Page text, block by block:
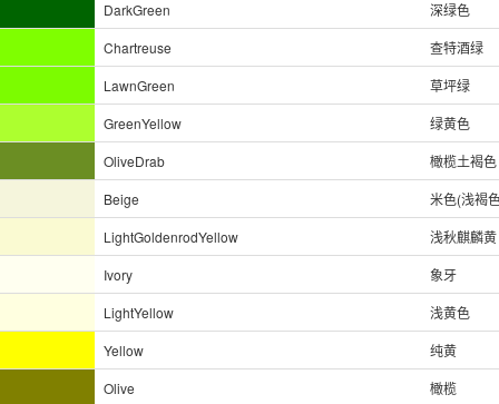
DarkGreen
深绿色
Chartreuse
查特酒绿
LawnGreen
草坪绿
GreenYellow
绿黄色
OliveDrab
橄榄土褐色
Beige
米色(浅褐
LightGoldenrodYellow
浅秋麒麟黄
Ivory
象牙
LightYellow
浅黄色
Yellow
纯黄
Olive
橄榄